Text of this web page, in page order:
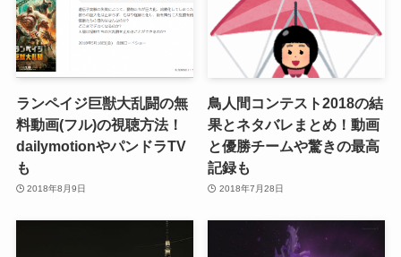
ランペイジ巨獣大乱闘の無
料動画(フル)の視聴方法！
dailymotionやパンドラTV
も
2018年8月9日
鳥人間コンテスト2018の結
果とネタバレまとめ！動画
と優勝チームや驚きの最高
記録も
2018年7月28日